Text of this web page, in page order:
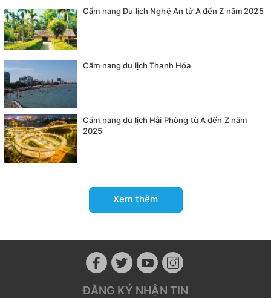
Cẩm nang Du lịch Nghệ An từ A đến Z năm 2025
Cẩm nang du lịch Thanh Hóa
Cẩm nang du lịch Hải Phòng từ A đến Z năm
2025
Xem thêm
ĐĂNG KÝ NHẬN TIN